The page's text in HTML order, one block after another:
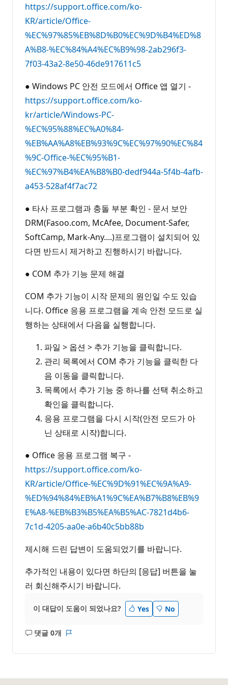
https://support.office.com/ko-
KR/article/Office-
%EC%97%85%EB%8D%B0%EC%9D%B4%ED%8
A%B8-%EC%84%A4%EC%B9%98-2ab296f3-
7f03-43a2-8e50-46de917611c5
● Windows PC 안전 모드에서 Office 앱 열기 -
https://support.office.com/ko-
kr/article/Windows-PC-
%EC%95%88%EC%A0%84-
%EB%AA%A8%EB%93%9C%EC%97%90%EC%84
%9C-Office-%EC%95%B1-
%EC%97%B4%EA%B8%B0-dedf944a-5f4b-4afb-
a453-528af4f7ac72
● 타사 프로그램과 충돌 부분 확인 - 문서 보안
DRM(Fasoo.com, McAfee, Document-Safer,
SoftCamp, Mark-Any....)프로그램이 설치되어 있
다면 반드시 제거하고 진행하시기 바랍니다.
● COM 추가 기능 문제 해결
COM 추가 기능이 시작 문제의 원인일 수도 있습
니다. Office 응용 프로그램을 계속 안전 모드로 실
행하는 상태에서 다음을 실행합니다.
파일 > 옵션 > 추가 기능을 클릭합니다.
관리 목록에서 COM 추가 기능을 클릭한 다
음 이동을 클릭합니다.
목록에서 추가 기능 중 하나를 선택 취소하고
확인을 클릭합니다.
응용 프로그램을 다시 시작(안전 모드가 아
닌 상태로 시작)합니다.
● Office 응용 프로그램 복구 -
https://support.office.com/ko-
KR/article/Office-%EC%9D%91%EC%9A%A9-
%ED%94%84%EB%A1%9C%EA%B7%B8%EB%9
E%A8-%EB%B3%B5%EA%B5%AC-7821d4b6-
7c1d-4205-aa0e-a6b40c5bb88b
제시해 드린 답변이 도움되었기를 바랍니다.
추가적인 내용이 있다면 하단의 [응답] 버튼을 눌
러 회신해주시기 바랍니다.
이 대답이 도움이 되었나요? Yes No
댓글 0개
설